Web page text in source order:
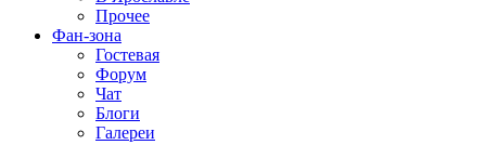
Прочее
Фан-зона
Гостевая
Форум
Чат
Блоги
Галереи